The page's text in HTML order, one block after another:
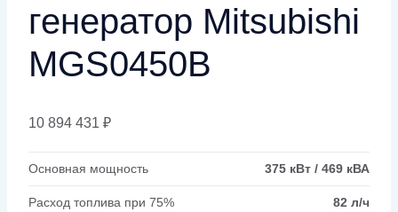
генератор Mitsubishi
MGS0450B
10 894 431 ₽
Основная мощность 375 кВт / 469 кВА
Расход топлива при 75% 82 л/ч